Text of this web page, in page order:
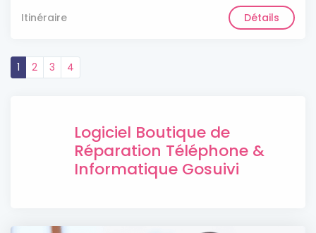
Itinéraire Détails
1 2 3 4
Logiciel Boutique de
Réparation Téléphone &
Informatique Gosuivi